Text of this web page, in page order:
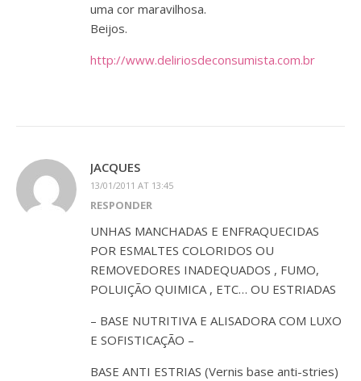
uma cor maravilhosa.
Beijos.
http://www.deliriosdeconsumista.com.br
JACQUES
13/01/2011 AT 13:45
RESPONDER
UNHAS MANCHADAS E ENFRAQUECIDAS
POR ESMALTES COLORIDOS OU
REMOVEDORES INADEQUADOS , FUMO,
POLUIÇÃO QUIMICA , ETC… OU ESTRIADAS
– BASE NUTRITIVA E ALISADORA COM LUXO
E SOFISTICAÇÃO –
BASE ANTI ESTRIAS (Vernis base anti-stries)